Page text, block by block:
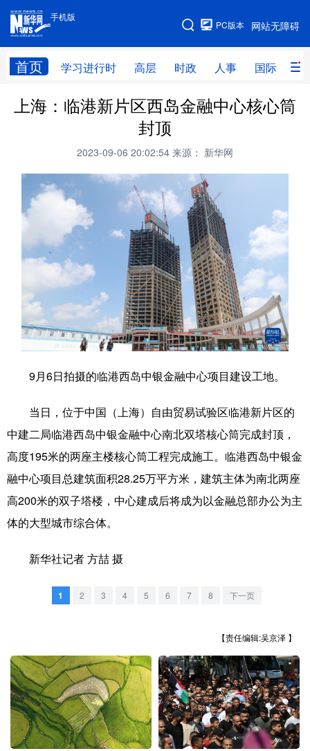
手机版
网站无障碍
PC版本
首页 学习进行时 高层 时政 人事 国际 财
手机版
网站地图
学习进行时 高层 时政 人事
全球连线
科技 量子
健康 军事
访谈 图片 政务
中央文件 金融 汽车
食品 人居 信息化 数字经济
学术中国 乡村振兴 银龄 溯源中国
文化产业
地方频道
辽宁 吉林
安徽 福建
广东 广西 海南 重庆
四川 贵州 云南 西藏
陕西 甘肃 青海 宁夏
新疆 内蒙古 黑龙江
上海：临港新片区西岛金融中心核心筒
封顶
2023-09-06 20:02:54 来源： 新华网
9月6日拍摄的临港西岛中银金融中心项目建设工地。
当日，位于中国（上海）自由贸易试验区临港新片区的
中建二局临港西岛中银金融中心南北双塔核心筒完成封顶，
高度195米的两座主楼核心筒工程完成施工。临港西岛中银金
融中心项目总建筑面积28.25万平方米，建筑主体为南北两座
高200米的双子塔楼，中心建成后将成为以金融总部办公为主
体的大型城市综合体。
新华社记者 方喆 摄
1 2 3 4 5 6 7 8 下一页
【责任编辑:吴京泽 】